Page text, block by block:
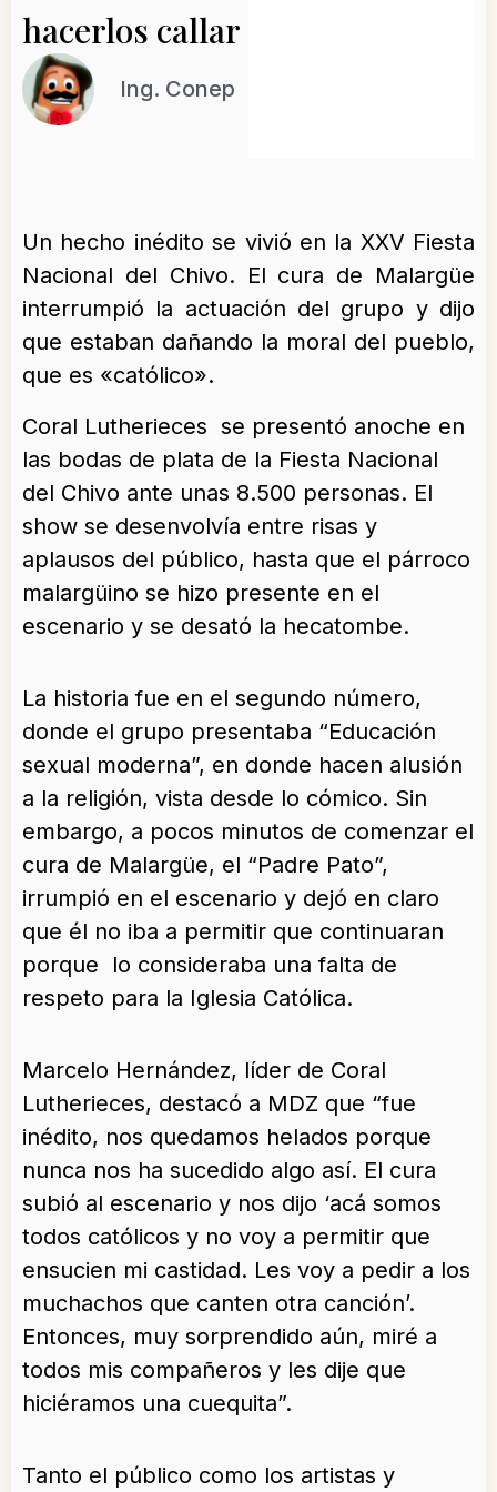
hacerlos callar
Ing. Conep
Un hecho inédito se vivió en la XXV Fiesta
Nacional del Chivo. El cura de Malargüe
interrumpió la actuación del grupo y dijo
que estaban dañando la moral del pueblo,
que es «católico».
Coral Lutherieces se presentó anoche en
las bodas de plata de la Fiesta Nacional
del Chivo ante unas 8.500 personas. El
show se desenvolvía entre risas y
aplausos del público, hasta que el párroco
malargüino se hizo presente en el
escenario y se desató la hecatombe.
La historia fue en el segundo número,
donde el grupo presentaba “Educación
sexual moderna”, en donde hacen alusión
a la religión, vista desde lo cómico. Sin
embargo, a pocos minutos de comenzar el
cura de Malargüe, el “Padre Pato”,
irrumpió en el escenario y dejó en claro
que él no iba a permitir que continuaran
porque lo consideraba una falta de
respeto para la Iglesia Católica.
Marcelo Hernández, líder de Coral
Lutherieces, destacó a MDZ que “fue
inédito, nos quedamos helados porque
nunca nos ha sucedido algo así. El cura
subió al escenario y nos dijo ‘acá somos
todos católicos y no voy a permitir que
ensucien mi castidad. Les voy a pedir a los
muchachos que canten otra canción’.
Entonces, muy sorprendido aún, miré a
todos mis compañeros y les dije que
hiciéramos una cuequita”.
Tanto el público como los artistas y